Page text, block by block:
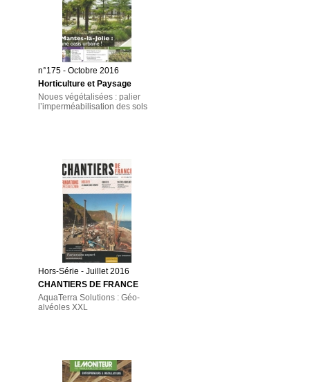
n°175 - Octobre 2016
Horticulture et Paysage
Noues végétalisées : palier
l’imperméabilisation des sols
Hors-Série - Juillet 2016
CHANTIERS DE FRANCE
AquaTerra Solutions : Géo-
alvéoles XXL